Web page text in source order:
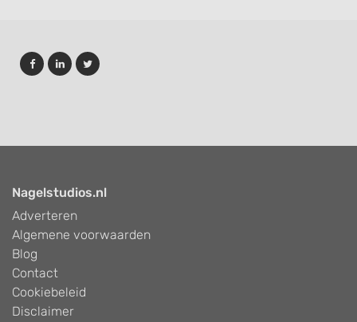
Nagelstudios.nl
Adverteren
Algemene voorwaarden
Blog
Contact
Cookiebeleid
Disclaimer